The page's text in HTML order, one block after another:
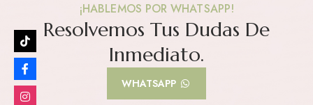
¡HABLEMOS POR WHATSAPP!
Resolvemos Tus Dudas De
Inmediato.
WHATSAPP